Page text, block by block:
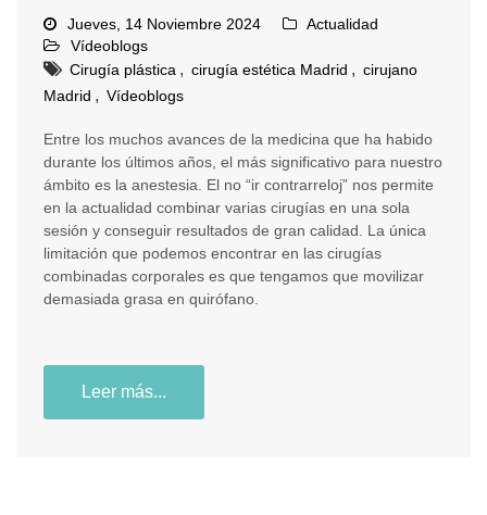
Jueves, 14 Noviembre 2024
Actualidad
Vídeoblogs
Cirugía plástica , cirugía estética Madrid , cirujano
Madrid , Vídeoblogs
Entre los muchos avances de la medicina que ha habido
durante los últimos años, el más significativo para nuestro
ámbito es la anestesia. El no “ir contrarreloj” nos permite
en la actualidad combinar varias cirugías en una sola
sesión y conseguir resultados de gran calidad. La única
limitación que podemos encontrar en las cirugías
combinadas corporales es que tengamos que movilizar
demasiada grasa en quirófano.
Leer más...